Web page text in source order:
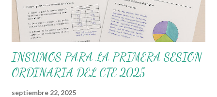
INSUMOS PARA LA PRIMERA SESION
ORDINARIA DEL CTE 2025
septiembre 22, 2025